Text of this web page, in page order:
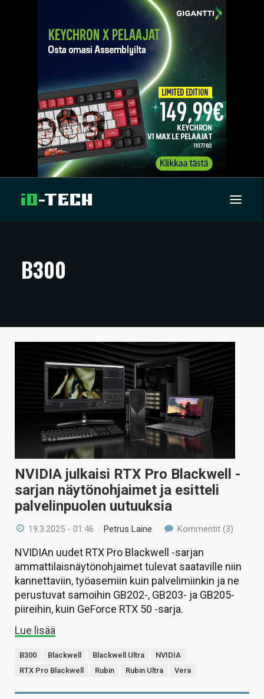
ARTIKKELIT
TECHBBS
KAUPPA
VAIHDA TEEMA
HAKU
B300
NVIDIA julkaisi RTX Pro Blackwell -
sarjan näytönohjaimet ja esitteli
palvelinpuolen uutuuksia
19.3.2025 - 01:46 / Petrus Laine Kommentit (3)
NVIDIAn uudet RTX Pro Blackwell -sarjan
ammattilaisnäytönohjaimet tulevat saataville niin
kannettaviin, työasemiin kuin palvelimiinkin ja ne
perustuvat samoihin GB202-, GB203- ja GB205-
piireihin, kuin GeForce RTX 50 -sarja.
Lue lisää
B300 Blackwell Blackwell Ultra
NVIDIA
RTX Pro Blackwell
Rubin Rubin Ultra Vera